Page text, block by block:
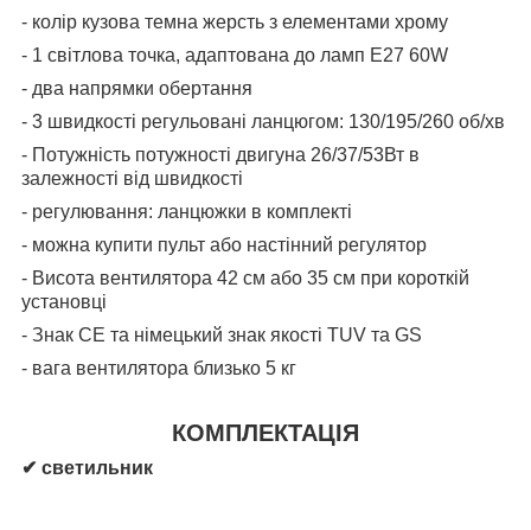
- колір кузова темна жерсть з елементами хрому
- 1 світлова точка, адаптована до ламп E27 60W
- два напрямки обертання
- 3 швидкості регульовані ланцюгом: 130/195/260 об/хв
- Потужність потужності двигуна 26/37/53Вт в
залежності від швидкості
- регулювання: ланцюжки в комплекті
- можна купити пульт або настінний регулятор
- Висота вентилятора 42 см або 35 см при короткій
установці
- Знак CE та німецький знак якості TUV та GS
- вага вентилятора близько 5 кг
КОМПЛЕКТАЦІЯ
✔ светильник